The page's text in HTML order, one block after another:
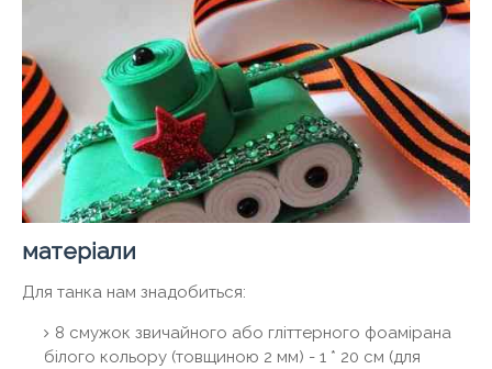
матеріали
Для танка нам знадобиться:
8 смужок звичайного або гліттерного фоамірана
білого кольору (товщиною 2 мм) - 1 * 20 см (для